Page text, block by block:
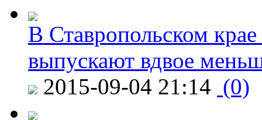
В Ставропольском
выпускают вдвое
2015-09-04 21:14 (0)